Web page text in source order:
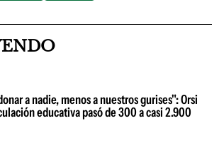
a nadie, menos a nuestros gurises": Orsi
educativa pasó de 300 a casi 2.900